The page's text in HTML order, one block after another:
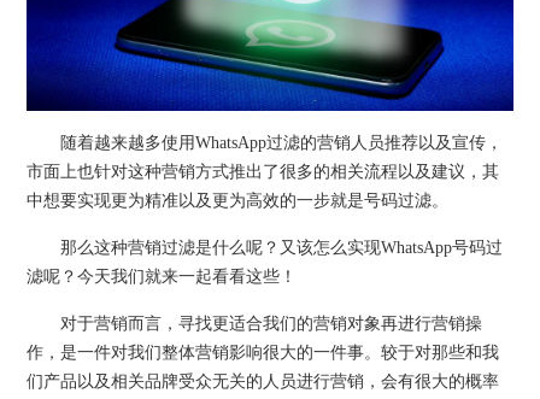
随着越来越多使用WhatsApp过滤的营销人员推荐以及宣传，
市面上也针对这种营销方式推出了很多的相关流程以及建议，其
中想要实现更为精准以及更为高效的一步就是号码过滤。
那么这种营销过滤是什么呢？又该怎么实现WhatsApp号码过
滤呢？今天我们就来一起看看这些！
对于营销而言，寻找更适合我们的营销对象再进行营销操
作，是一件对我们整体营销影响很大的一件事。较于对那些和我
们产品以及相关品牌受众无关的人员进行营销，会有很大的概率